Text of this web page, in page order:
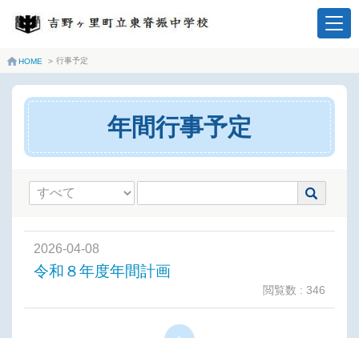
HOME > 行事予定
年間行事予定
2026-04-08
令和８年度年間計画
閲覧数 : 346